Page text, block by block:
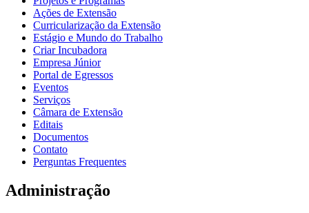
Ações de Extensão
Curricularização da Extensão
Estágio e Mundo do Trabalho
Criar Incubadora
Empresa Júnior
Portal de Egressos
Eventos
Serviços
Câmara de Extensão
Editais
Documentos
Contato
Perguntas Frequentes
Administração